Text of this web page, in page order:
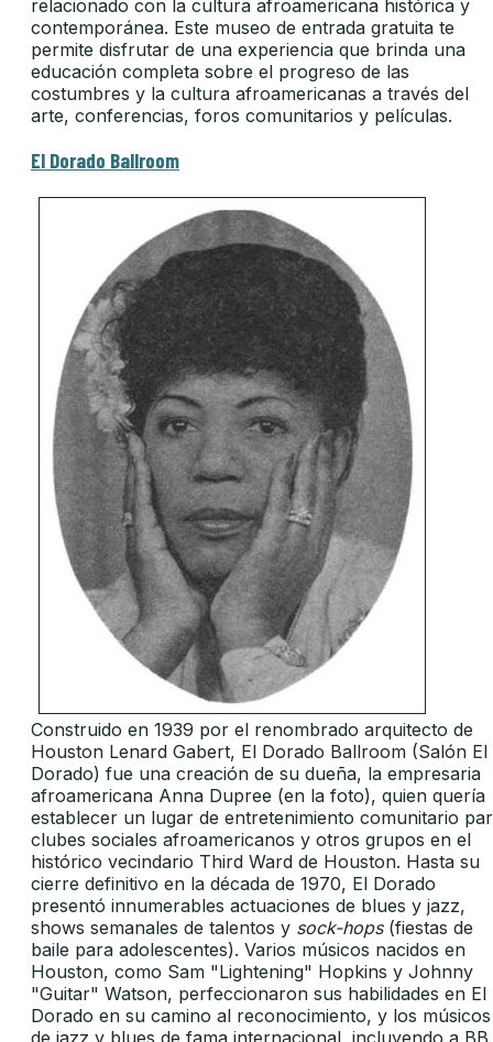
relacionado con la cultura afroamericana histórica y
contemporánea. Este museo de entrada gratuita te
permite disfrutar de una experiencia que brinda una
educación completa sobre el progreso de las
costumbres y la cultura afroamericanas a través del
arte, conferencias, foros comunitarios y películas.
El Dorado Ballroom
Construido en 1939 por el renombrado arquitecto de
Houston Lenard Gabert, El Dorado Ballroom (Salón El
Dorado) fue una creación de su dueña, la empresaria
afroamericana Anna Dupree (en la foto), quien quería
establecer un lugar de entretenimiento comunitario
clubes sociales afroamericanos y otros grupos en el
histórico vecindario Third Ward de Houston. Hasta su
cierre definitivo en la década de 1970, El Dorado
presentó innumerables actuaciones de blues y jazz,
shows semanales de talentos y sock-hops(fiestas de
baile para adolescentes). Varios músicos nacidos en
Houston, como Sam "Lightening" Hopkins y Johnny
"Guitar" Watson, perfeccionaron sus habilidades en El
Dorado en su camino al reconocimiento, y los músicos